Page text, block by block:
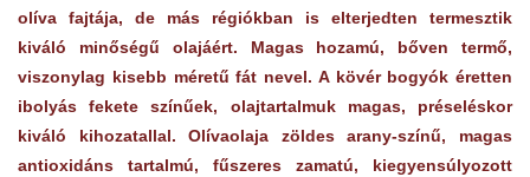
olíva fajtája, de más régiókban is elterjedten termesztik
kiváló minőségű olajáért. Magas hozamú, bőven termő,
viszonylag kisebb méretű fát nevel. A kövér bogyók éretten
ibolyás fekete színűek, olajtartalmuk magas, préseléskor
kiváló kihozatallal. Olívaolaja zöldes arany-színű, magas
antioxidáns tartalmú, fűszeres zamatú, kiegyensúlyozott